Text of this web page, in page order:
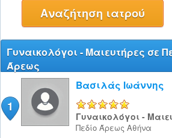
Γυναικολόγοι - Μαιευτήρες σε
Άρεως
1
Βασιλάς Ιωάννης
Γυναικολόγοι -
Πεδίο Άρεως Αθήνα